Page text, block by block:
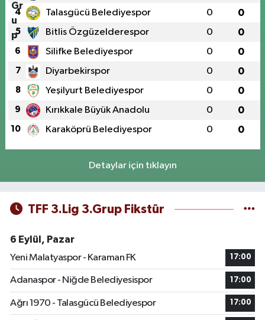
4 Talasgücü Belediyespor 0 0
5 Bitlis Özgüzelderespor 0 0
6 Silifke Belediyespor 0 0
7 Diyarbekirspor 0 0
8 Yeşilyurt Belediyespor 0 0
9 Kırıkkale Büyük Anadolu 0 0
10 Karaköprü Belediyespor 0 0
Detaylar için tıklayın
TFF 3.Lig 3.Grup Fikstür
6 Eylül, Pazar
Yeni Malatyaspor - Karaman FK
17:00
Adanaspor - Niğde Belediyesispor 17:00
Ağrı 1970 - Talasgücü Belediyespor 17:00